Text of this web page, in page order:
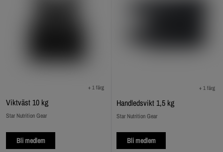
Viktväst 10 kg
+ 1 färg
Star Nutrition Gear
Bli medlem
Handledsvikt 1,5 kg
+ 1 färg
Star Nutrition Gear
Bli medlem